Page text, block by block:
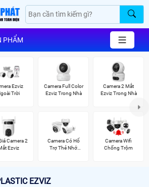
PHẨM
Ezviz
Trời
Camera Full Color
Ezviz Trong Nhà
Camera 2 Mắt
Ezviz Trong Nhà
Camera 2
Ezviz
Camera Có Hổ
Trợ Thẻ Nhớ
Camera Wifi
Chống Trộm
EZVIZ